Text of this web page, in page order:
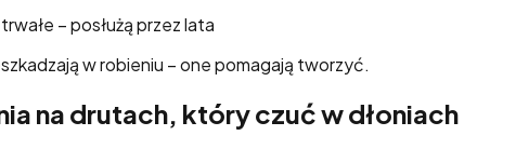
– posłużą przez lata
w robieniu – one pomagają tworzyć.
na drutach, który czuć w dłoniach